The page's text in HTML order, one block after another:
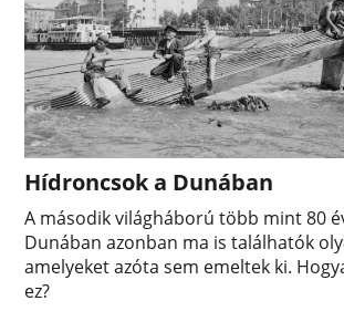
Hídroncsok a Dunában
A második világháború több mint 80
Dunában azonban ma is találhatók
amelyeket azóta sem emeltek ki.
ez?